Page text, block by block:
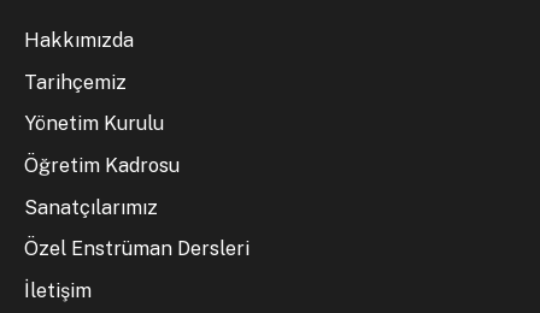
Hakkımızda
Tarihçemiz
Yönetim Kurulu
Öğretim Kadrosu
Sanatçılarımız
Özel Enstrüman Dersleri
İletişim